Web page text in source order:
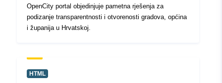
OpenCity portal objedinjuje pametna rješenja za
podizanje transparentnosti i otvorenosti gradova, općina
i županija u Hrvatskoj.
HTML